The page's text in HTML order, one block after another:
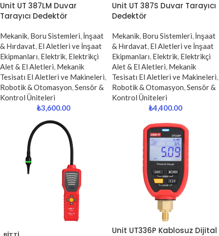
Unit UT 387LM Duvar
Tarayıcı Dedektör
Mekanik, Boru Sistemleri, İnşaat
& Hırdavat, El Aletleri ve İnşaat
Ekipmanları, Elektrik, Elektrikçi
Alet & El Aletleri, Mekanik
Tesisatı El Aletleri ve Makineleri,
Robotik & Otomasyon,Sensör &
Kontrol Üniteleri
₺3,600.00
Unit UT 387S Duvar Tarayıcı
Dedektör
Mekanik, Boru Sistemleri, İnşaat
& Hırdavat, El Aletleri ve İnşaat
Ekipmanları, Elektrik, Elektrikçi
Alet & El Aletleri, Mekanik
Tesisatı El Aletleri ve Makineleri,
Robotik & Otomasyon,Sensör &
Kontrol Üniteleri
₺4,400.00
Unit UT336P Kablosuz Dijital